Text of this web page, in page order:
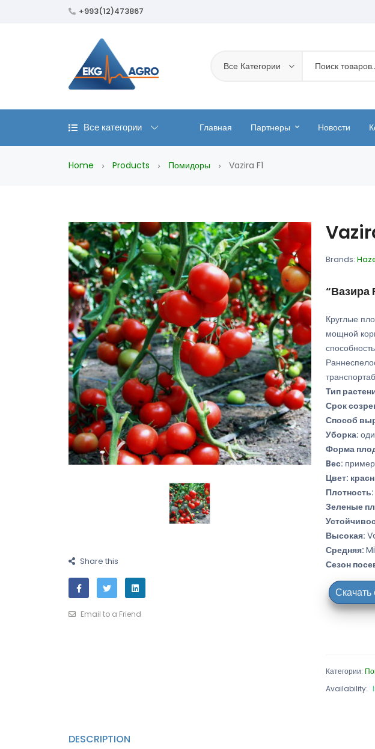
+993(12)473867
Все Категории
Все категории Главная Партнеры Новости
Home Products Помидоры Vazira F1
Share this
Email to a Friend
Brands:
“Вазира
Круглые
мощной
Тип
Срок
Способ
Уборка:
Форма
Bес:
Цвет:
Плотность:
Зеленые
Высокая:
Средняя:
Сезон
Категории:
Availability:
DESCRIPTION